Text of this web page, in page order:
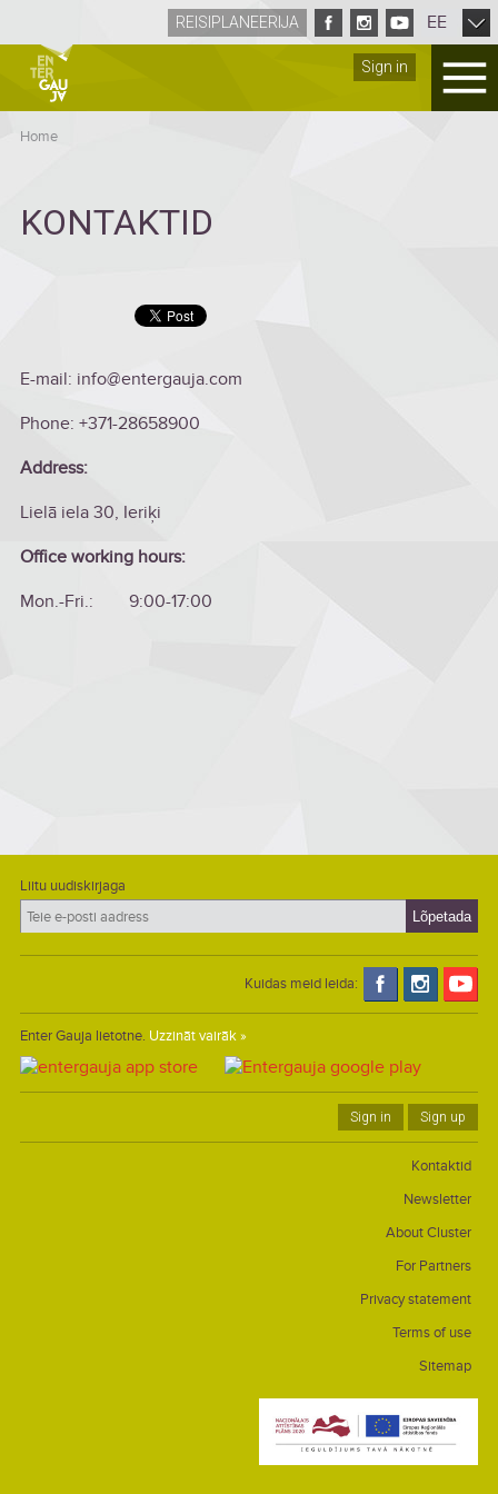
Sign in
REISIPLANEERIJA EE
Home
KONTAKTID
E-mail: info@entergauja.com
Phone: +371-28658900
Address:
Lielā iela 30, Ieriķi
Office working hours:
Mon.-Fri.: 9:00-17:00
Liitu uudiskirjaga
Kuidas meid leida:
Enter Gauja lietotne. Uzzināt vairāk »
Sign in Sign up
Kontaktid
Newsletter
About Cluster
For Partners
Privacy statement
Terms of use
Sitemap